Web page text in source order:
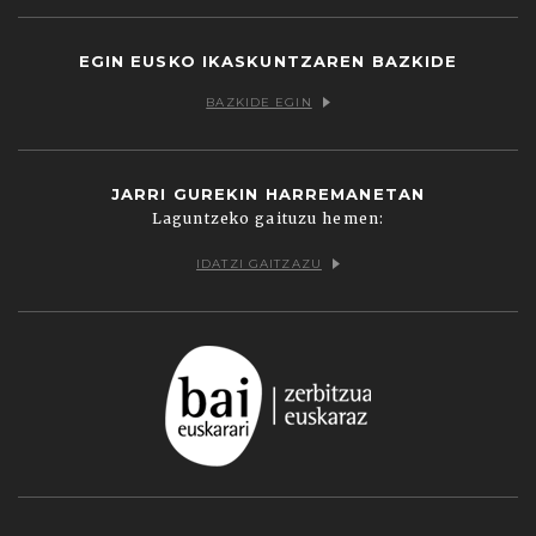
EGIN EUSKO IKASKUNTZAREN BAZKIDE
BAZKIDE EGIN
JARRI GUREKIN HARREMANETAN
Laguntzeko gaituzu hemen:
IDATZI GAITZAZU